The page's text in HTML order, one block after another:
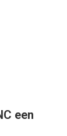
een